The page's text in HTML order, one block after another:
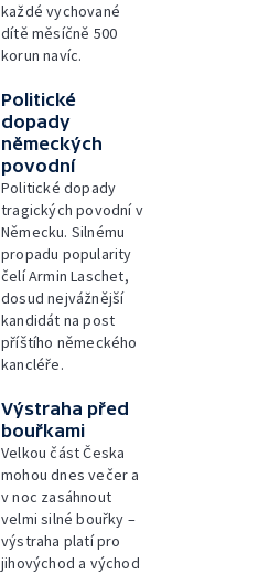
každé vychované
dítě měsíčně 500
korun navíc.
Politické
dopady
německých
povodní
Politické dopady
tragických povodní v
Německu. Silnému
propadu popularity
čelí Armin Laschet,
dosud nejvážnější
kandidát na post
příštího německého
kancléře.
Výstraha před
bouřkami
Velkou část Česka
mohou dnes večer a
v noc zasáhnout
velmi silné bouřky –
výstraha platí pro
jihovýchod a východ